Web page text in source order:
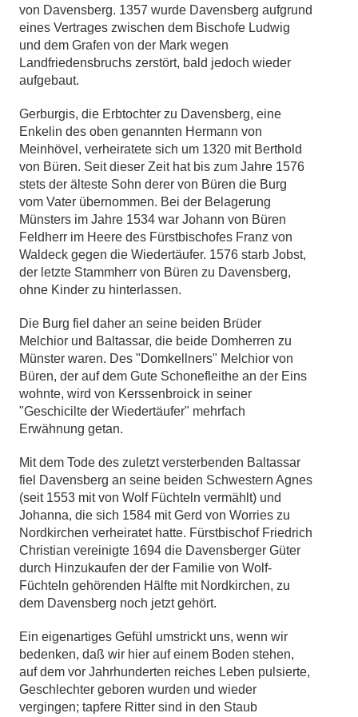
von Davensberg. 1357 wurde Davensberg aufgrund
eines Vertrages zwischen dem Bischofe Ludwig
und dem Grafen von der Mark wegen
Landfriedensbruchs zerstört, bald jedoch wieder
aufgebaut.
Gerburgis, die Erbtochter zu Davensberg, eine
Enkelin des oben genannten Hermann von
Meinhövel, verheiratete sich um 1320 mit Berthold
von Büren. Seit dieser Zeit hat bis zum Jahre 1576
stets der älteste Sohn derer von Büren die Burg
vom Vater übernommen. Bei der Belagerung
Münsters im Jahre 1534 war Johann von Büren
Feldherr im Heere des Fürstbischofes Franz von
Waldeck gegen die Wiedertäufer. 1576 starb Jobst,
der letzte Stammherr von Büren zu Davensberg,
ohne Kinder zu hinterlassen.
Die Burg fiel daher an seine beiden Brüder
Melchior und Baltassar, die beide Domherren zu
Münster waren. Des "Domkellners" Melchior von
Büren, der auf dem Gute Schonefleithe an der Eins
wohnte, wird von Kerssenbroick in seiner
"Geschicilte der Wiedertäufer" mehrfach
Erwähnung getan.
Mit dem Tode des zuletzt versterbenden Baltassar
fiel Davensberg an seine beiden Schwestern Agnes
(seit 1553 mit von Wolf Füchteln vermählt) und
Johanna, die sich 1584 mit Gerd von Worries zu
Nordkirchen verheiratet hatte. Fürstbischof Friedrich
Christian vereinigte 1694 die Davensberger Güter
durch Hinzukaufen der der Familie von Wolf-
Füchteln gehörenden Hälfte mit Nordkirchen, zu
dem Davensberg noch jetzt gehört.
Ein eigenartiges Gefühl umstrickt uns, wenn wir
bedenken, daß wir hier auf einem Boden stehen,
auf dem vor Jahrhunderten reiches Leben pulsierte,
Geschlechter geboren wurden und wieder
vergingen; tapfere Ritter sind in den Staub